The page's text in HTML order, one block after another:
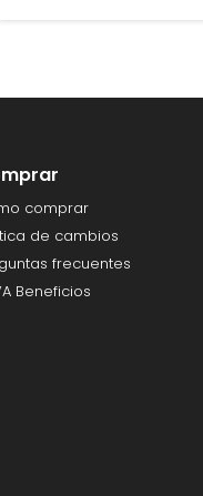
comprar
de cambios
frecuentes
Beneficios